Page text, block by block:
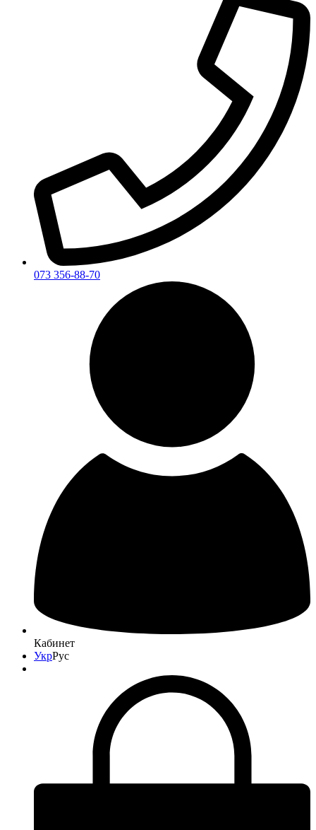
073 356-88-70
Кабинет
УкрРус